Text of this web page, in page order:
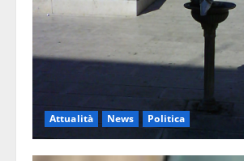
Attualità News Politica